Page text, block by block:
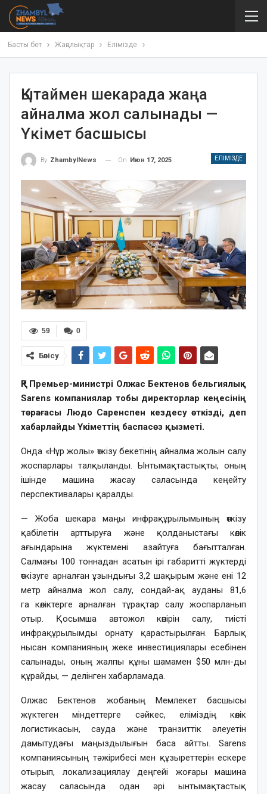
Басты бет Жаңалықтар Елімізде
Қытаймен шекарада жаңа
айналма жол салынады —
Үкімет басшысы
ЕЛІМІЗДЕ
By ZhambylNews On Июн 17, 2025
0
59
Бөлісу
ҚР Премьер-министрі Олжас Бектенов бельгиялық
Sarens компаниялар тобы директорлар кеңесінің
төрағасы Людо Саренспен кездесу өткізді, деп
хабарлайды Үкіметтің баспасөз қызметі.
Онда «Нұр жолы» өткізу бекетінің айналма жолын салу
жоспарлары талқыланды. Ынтымақтастықты, оның
ішінде машина жасау саласында кеңейту
перспективалары қаралды.
— Жоба шекара маңы инфрақұрылымының өткізу
қабілетін арттыруға және қолданыстағы көлік
ағындарына жүктемені азайтуға бағытталған.
Салмағы 100 тоннадан асатын ірі габаритті жүктерді
өткізуге арналған ұзындығы 3,2 шақырым және ені 12
метр айналма жол салу, сондай-ақ ауданы 81,6
га көліктерге арналған тұрақтар салу жоспарланып
отыр. Қосымша автожол көпірін салу, тиісті
инфрақұрылымды орнату қарастырылған. Барлық
нысан компанияның жеке инвестициялары есебінен
салынады, оның жалпы құны шамамен $50 млн-ды
құрайды, — делінген хабарламада.
Олжас Бектенов жобаның Мемлекет басшысы
жүктеген міндеттерге сәйкес, еліміздің көлік
логистикасын, сауда және транзиттік әлеуетін
дамытудағы маңыздылығын баса айтты. Sarens
компаниясының тәжірибесі мен құзыреттерін ескере
отырып, локализациялау деңгейі жоғары машина
жасау саласында одан әрі ынтымақтастық